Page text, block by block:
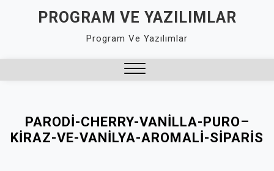
PROGRAM VE YAZILIMLAR
Program Ve Yazılımlar
PARODI-CHERRY-VANILLA-PURO–
KIRAZ-VE-VANILYA-AROMALI-SIPARIS